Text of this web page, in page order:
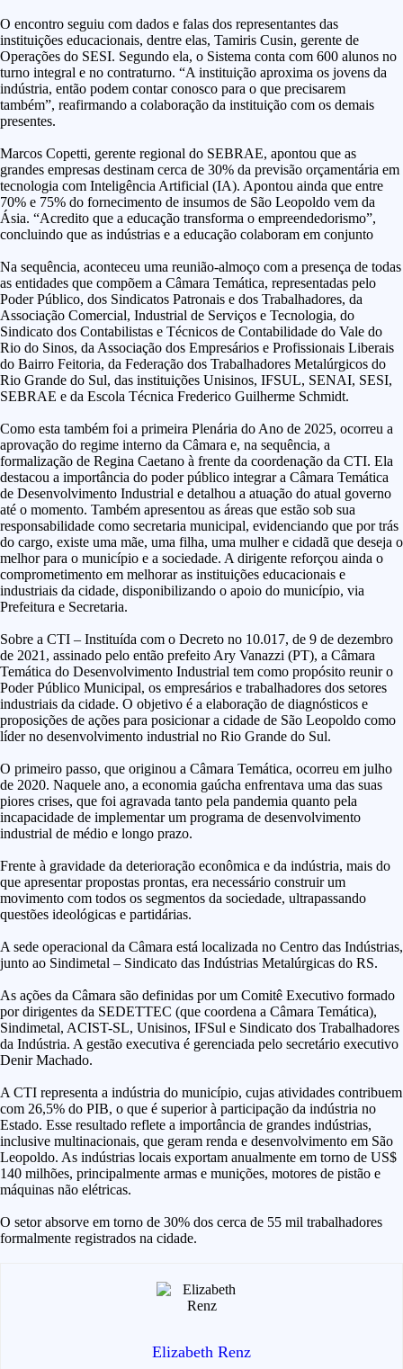
O encontro seguiu com dados e falas dos representantes das
instituições educacionais, dentre elas, Tamiris Cusin, gerente de
Operações do SESI. Segundo ela, o Sistema conta com 600 alunos no
turno integral e no contraturno. “A instituição aproxima os jovens da
indústria, então podem contar conosco para o que precisarem
também”, reafirmando a colaboração da instituição com os demais
presentes.
Marcos Copetti, gerente regional do SEBRAE, apontou que as
grandes empresas destinam cerca de 30% da previsão orçamentária em
tecnologia com Inteligência Artificial (IA). Apontou ainda que entre
70% e 75% do fornecimento de insumos de São Leopoldo vem da
Ásia. “Acredito que a educação transforma o empreendedorismo”,
concluindo que as indústrias e a educação colaboram em conjunto
Na sequência, aconteceu uma reunião-almoço com a presença de todas
as entidades que compõem a Câmara Temática, representadas pelo
Poder Público, dos Sindicatos Patronais e dos Trabalhadores, da
Associação Comercial, Industrial de Serviços e Tecnologia, do
Sindicato dos Contabilistas e Técnicos de Contabilidade do Vale do
Rio do Sinos, da Associação dos Empresários e Profissionais Liberais
do Bairro Feitoria, da Federação dos Trabalhadores Metalúrgicos do
Rio Grande do Sul, das instituições Unisinos, IFSUL, SENAI, SESI,
SEBRAE e da Escola Técnica Frederico Guilherme Schmidt.
Como esta também foi a primeira Plenária do Ano de 2025, ocorreu a
aprovação do regime interno da Câmara e, na sequência, a
formalização de Regina Caetano à frente da coordenação da CTI. Ela
destacou a importância do poder público integrar a Câmara Temática
de Desenvolvimento Industrial e detalhou a atuação do atual governo
até o momento. Também apresentou as áreas que estão sob sua
responsabilidade como secretaria municipal, evidenciando que por trás
do cargo, existe uma mãe, uma filha, uma mulher e cidadã que deseja o
melhor para o município e a sociedade. A dirigente reforçou ainda o
comprometimento em melhorar as instituições educacionais e
industriais da cidade, disponibilizando o apoio do município, via
Prefeitura e Secretaria.
Sobre a CTI – Instituída com o Decreto no 10.017, de 9 de dezembro
de 2021, assinado pelo então prefeito Ary Vanazzi (PT), a Câmara
Temática do Desenvolvimento Industrial tem como propósito reunir o
Poder Público Municipal, os empresários e trabalhadores dos setores
industriais da cidade. O objetivo é a elaboração de diagnósticos e
proposições de ações para posicionar a cidade de São Leopoldo como
líder no desenvolvimento industrial no Rio Grande do Sul.
O primeiro passo, que originou a Câmara Temática, ocorreu em julho
de 2020. Naquele ano, a economia gaúcha enfrentava uma das suas
piores crises, que foi agravada tanto pela pandemia quanto pela
incapacidade de implementar um programa de desenvolvimento
industrial de médio e longo prazo.
Frente à gravidade da deterioração econômica e da indústria, mais do
que apresentar propostas prontas, era necessário construir um
movimento com todos os segmentos da sociedade, ultrapassando
questões ideológicas e partidárias.
A sede operacional da Câmara está localizada no Centro das Indústrias,
junto ao Sindimetal – Sindicato das Indústrias Metalúrgicas do RS.
As ações da Câmara são definidas por um Comitê Executivo formado
por dirigentes da SEDETTEC (que coordena a Câmara Temática),
Sindimetal, ACIST-SL, Unisinos, IFSul e Sindicato dos Trabalhadores
da Indústria. A gestão executiva é gerenciada pelo secretário executivo
Denir Machado.
A CTI representa a indústria do município, cujas atividades contribuem
com 26,5% do PIB, o que é superior à participação da indústria no
Estado. Esse resultado reflete a importância de grandes indústrias,
inclusive multinacionais, que geram renda e desenvolvimento em São
Leopoldo. As indústrias locais exportam anualmente em torno de US$
140 milhões, principalmente armas e munições, motores de pistão e
máquinas não elétricas.
O setor absorve em torno de 30% dos cerca de 55 mil trabalhadores
formalmente registrados na cidade.
Elizabeth Renz